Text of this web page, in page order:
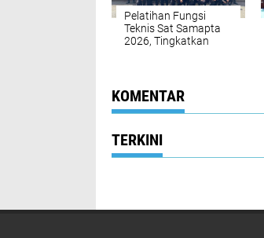
Pelatihan Fungsi
Teknis Sat Samapta
2026, Tingkatkan
KOMENTAR
TERKINI